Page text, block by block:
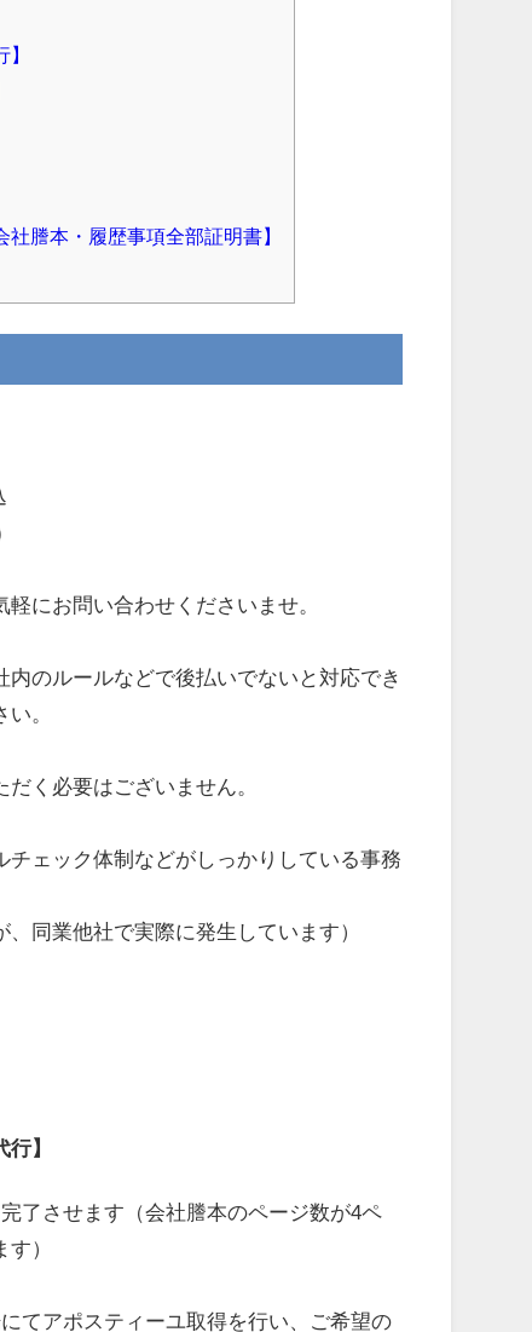
謄本・履歴事項全部証明書】
にお問い合わせくださいませ。
のルールなどで後払いでないと対応でき
。
く必要はございません。
ェック体制などがしっかりしている事務
同業他社で実際に発生しています）
】
了させます（会社謄本のページ数が4ペ
）
てアポスティーユ取得を行い、ご希望の